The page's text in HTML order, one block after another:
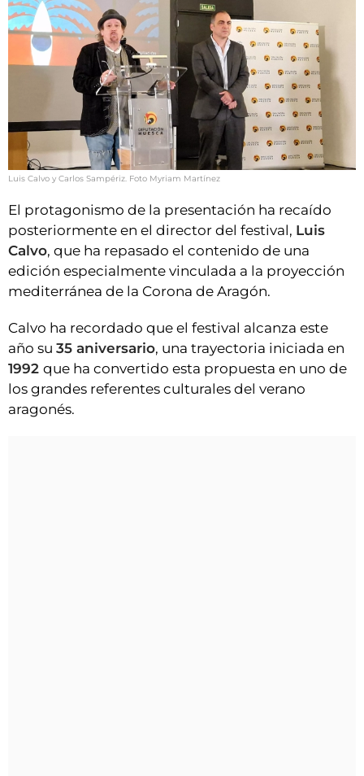
Luis Calvo y Carlos Sampériz. Foto Myriam Martínez
El protagonismo de la presentación ha recaído
posteriormente en el director del festival, Luis
Calvo, que ha repasado el contenido de una
edición especialmente vinculada a la proyección
mediterránea de la Corona de Aragón.
Calvo ha recordado que el festival alcanza este
año su 35 aniversario, una trayectoria iniciada en
1992 que ha convertido esta propuesta en uno de
los grandes referentes culturales del verano
aragonés.